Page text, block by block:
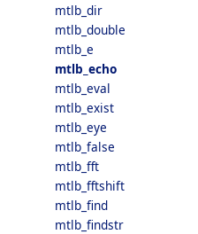
mtlb_dir
mtlb_double
mtlb_e
mtlb_echo
mtlb_eval
mtlb_exist
mtlb_eye
mtlb_false
mtlb_fft
mtlb_fftshift
mtlb_find
mtlb_findstr